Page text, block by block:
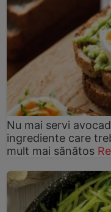
Nu mai servi
ingrediente care
mult mai sănătos